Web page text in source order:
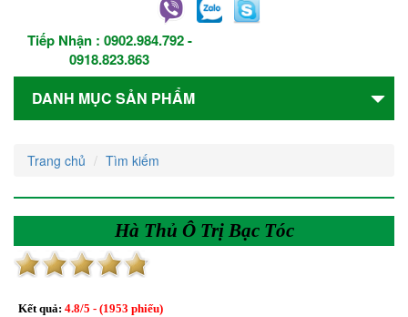
Tiếp Nhận : 0902.984.792-
0918.823.863
DANH MỤC SẢN PHẨM
Trang chủ Tìm kiếm
Hà Thủ Ô Trị Bạc Tóc
Kết quả: 4.8/5 - (1953 phiếu)